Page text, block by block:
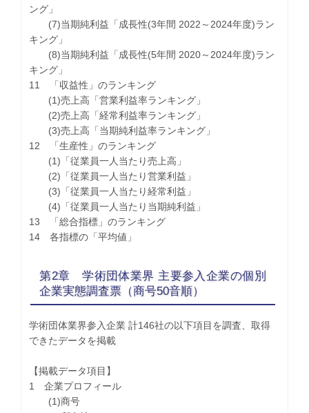
ング」
(7)当期純利益「成長性(3年間 2022～2024年度)ラン
キング」
(8)当期純利益「成長性(5年間 2020～2024年度)ラン
キング」
11 「収益性」のランキング
(1)売上高「営業利益率ランキング」
(2)売上高「経常利益率ランキング」
(3)売上高「当期純利益率ランキング」
12 「生産性」のランキング
(1)「従業員一人当たり売上高」
(2)「従業員一人当たり営業利益」
(3)「従業員一人当たり経常利益」
(4)「従業員一人当たり当期純利益」
13 「総合指標」のランキング
14 各指標の「平均値」
第2章 学術団体業界 主要参入企業の個別
企業実態調査票（商号50音順）
学術団体業界参入企業 計146社の以下項目を調査、取得
できたデータを掲載
【掲載データ項目】
1 企業プロフィール
(1)商号